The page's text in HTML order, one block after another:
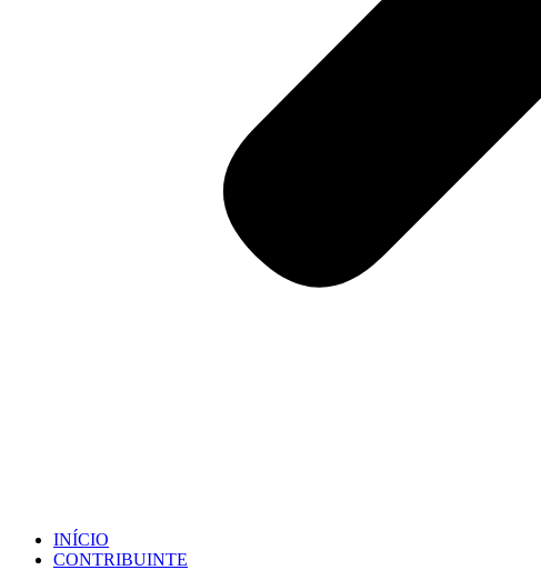
INÍCIO
CONTRIBUINTE